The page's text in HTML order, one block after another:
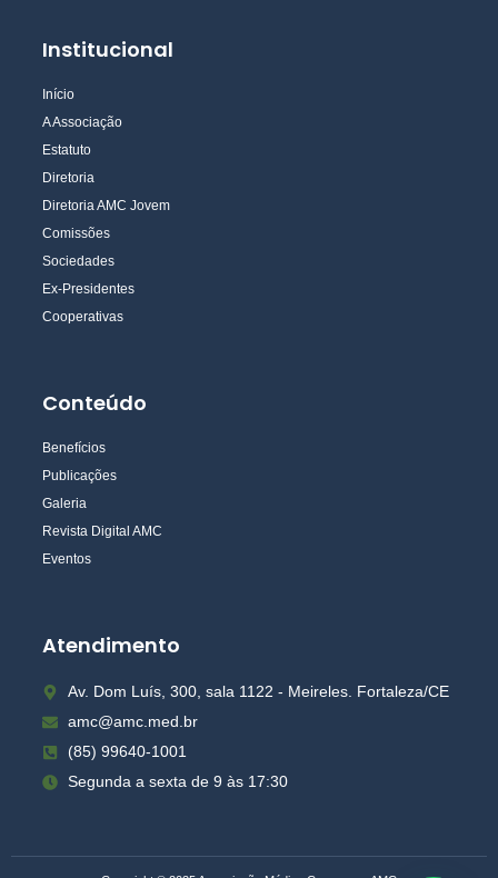
Institucional
Início
A Associação
Estatuto
Diretoria
Diretoria AMC Jovem
Comissões
Sociedades
Ex-Presidentes
Cooperativas
Conteúdo
Benefícios
Publicações
Galeria
Revista Digital AMC
Eventos
Atendimento
Av. Dom Luís, 300, sala 1122 - Meireles. Fortaleza/CE
amc@amc.med.br
(85) 99640-1001
Segunda a sexta de 9 às 17:30